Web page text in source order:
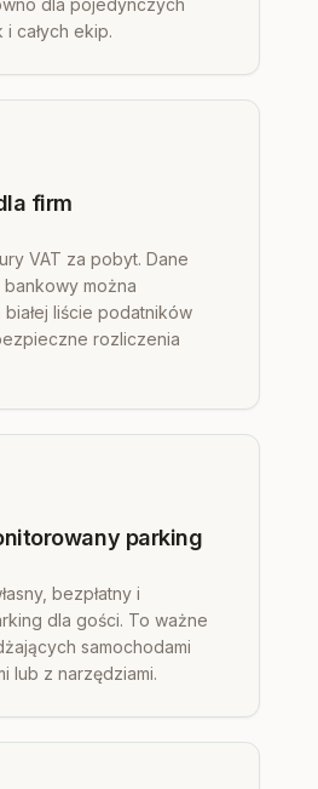
dla pojedynczych
całych ekip.
firm
VAT za pobyt. Dane
bankowy można
liście podatników
rozliczenia
parking
bezpłatny i
dla gości. To ważne
samochodami
lub z narzędziami.